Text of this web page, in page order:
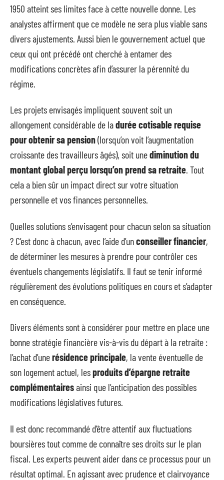
1950 atteint ses limites face à cette nouvelle donne. Les
analystes affirment que ce modèle ne sera plus viable sans
divers ajustements. Aussi bien le gouvernement actuel que
ceux qui ont précédé ont cherché à entamer des
modifications concrètes afin d’assurer la pérennité du
régime.
Les projets envisagés impliquent souvent soit un
allongement considérable de ladurée cotisable requise
pour obtenir sa pension(lorsqu’on voit l’augmentation
croissante des travailleurs âgés), soit unediminution du
montant global perçu lorsqu’on prend sa retraite. Tout
cela a bien sûr un impact direct sur votre situation
personnelle et vos finances personnelles.
Quelles solutions s’envisagent pour chacun selon sa situation
? C’est donc à chacun, avec l’aide d’unconseiller financier,
de déterminer les mesures à prendre pour contrôler ces
éventuels changements législatifs. Il faut se tenir informé
régulièrement des évolutions politiques en cours et s’adapter
en conséquence.
Divers éléments sont à considérer pour mettre en place une
bonne stratégie financière vis-à-vis du départ à la retraite :
l’achat d’unerésidence principale, la vente éventuelle de
son logement actuel, lesproduits d’épargne retraite
complémentairesainsi que l’anticipation des possibles
modifications législatives futures.
Il est donc recommandé d’être attentif aux fluctuations
boursières tout comme de connaître ses droits sur le plan
fiscal. Les experts peuvent aider dans ce processus pour un
résultat optimal. En agissant avec prudence et clairvoyance